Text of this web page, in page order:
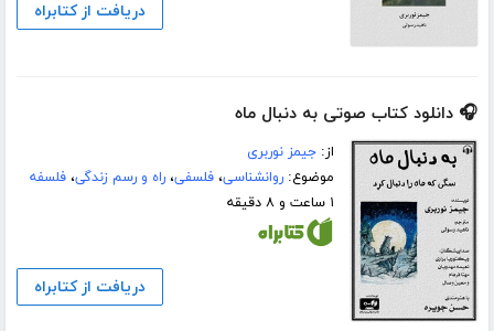
دریافت از کتابراه
🎧 دانلود کتاب صوتی به دنبال ماه
از:جیمز نوربری
موضوع:روانشناسی،فلسفی،راه و رسم زندگی،فلسفه
۱ ساعت و ۸ دقیقه
دریافت از کتابراه